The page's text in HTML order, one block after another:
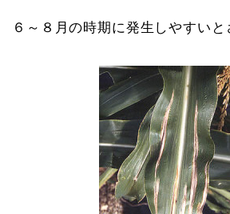
６～８月の時期に発生しやすいと